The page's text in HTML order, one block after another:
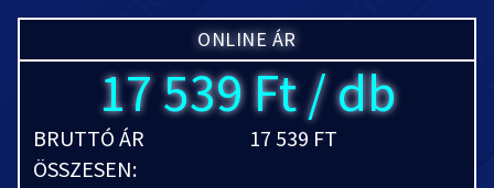
ONLINE ÁR
17 539 Ft / db
BRUTTÓ ÁR
ÖSSZESEN:
17 539 FT